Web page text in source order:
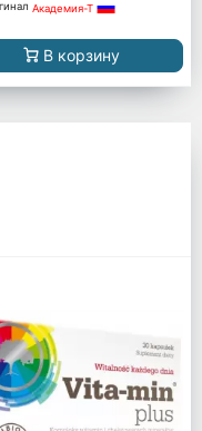
Академия-Т
В корзину